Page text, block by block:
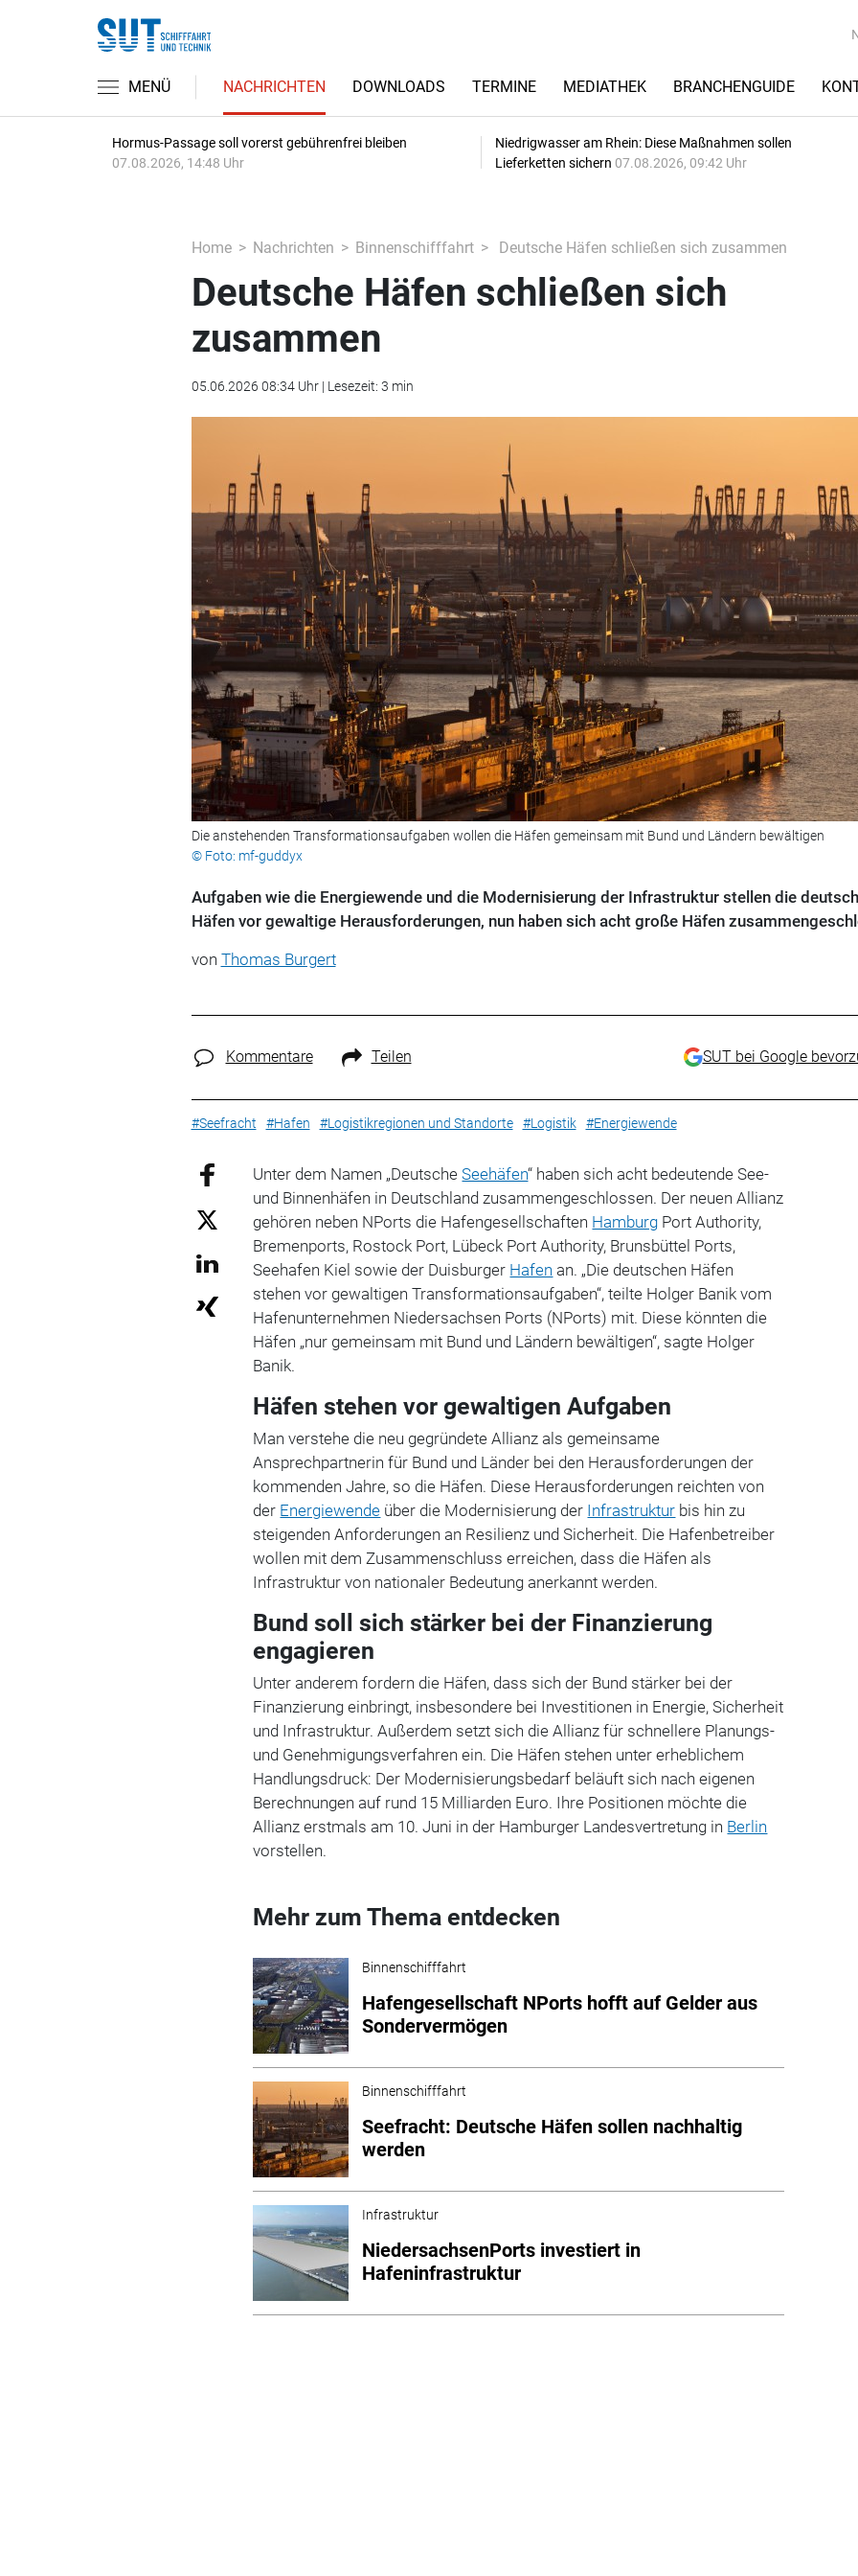
MENÜ NACHRICHTEN DOWNLOADS TERMINE MEDIATHEK BRANCHENGUIDE
Hormus-Passage soll vorerst gebührenfrei bleiben
07.08.2026, 14:48 Uhr
Niedrigwasser am Rhein: Diese Maßnahmen sollen
Lieferketten sichern 07.08.2026, 09:42 Uhr
Home Nachrichten Binnenschifffahrt Deutsche Häfen schließen sich zusammen
Deutsche Häfen schließen sich
zusammen
05.06.2026 08:34 Uhr | Lesezeit: 3 min
Die anstehenden Transformationsaufgaben wollen die Häfen gemeinsam mit Bund und Ländern bewältigen
© Foto: mf-guddyx
Aufgaben wie die Energiewende und die Modernisierung der Infrastruktur stellen die
Häfen vor gewaltige Herausforderungen, nun haben sich acht große Häfen
von Thomas Burgert
Kommentare Teilen SUT bei Google
#Seefracht #Hafen #Logistikregionen und Standorte #Logistik #Energiewende
Unter dem Namen „DeutscheSeehäfen“ haben sich acht bedeutende See-
und Binnenhäfen in Deutschland zusammengeschlossen. Der neuen Allianz
gehören neben NPorts die Hafengesellschaften Hamburg Port Authority,
Bremenports, Rostock Port, Lübeck Port Authority, Brunsbüttel Ports,
Seehafen Kiel sowie der Duisburger Hafen an. „Die deutschen Häfen
stehen vor gewaltigen Transformationsaufgaben“, teilte Holger Banik vom
Hafenunternehmen Niedersachsen Ports (NPorts) mit. Diese könnten die
Häfen „nur gemeinsam mit Bund und Ländern bewältigen“, sagte Holger
Banik.
Häfen stehen vor gewaltigen Aufgaben
Man verstehe die neu gegründete Allianz als gemeinsame
Ansprechpartnerin für Bund und Länder bei den Herausforderungen der
kommenden Jahre, so die Häfen. Diese Herausforderungen reichten von
der Energiewende über die Modernisierung der Infrastruktur bis hin zu
steigenden Anforderungen an Resilienz und Sicherheit. Die Hafenbetreiber
wollen mit dem Zusammenschluss erreichen, dass die Häfen als
Infrastruktur von nationaler Bedeutung anerkannt werden.
Bund soll sich stärker bei der Finanzierung
engagieren
Unter anderem fordern die Häfen, dass sich der Bund stärker bei der
Finanzierung einbringt, insbesondere bei Investitionen in Energie, Sicherheit
und Infrastruktur. Außerdem setzt sich die Allianz für schnellere Planungs-
und Genehmigungsverfahren ein. Die Häfen stehen unter erheblichem
Handlungsdruck: Der Modernisierungsbedarf beläuft sich nach eigenen
Berechnungen auf rund 15 Milliarden Euro. Ihre Positionen möchte die
Allianz erstmals am 10. Juni in der Hamburger Landesvertretung in Berlin
vorstellen.
Mehr zum Thema entdecken
Binnenschifffahrt
Hafengesellschaft NPorts hofft auf Gelder aus
Sondervermögen
Binnenschifffahrt
Seefracht: Deutsche Häfen sollen nachhaltig
werden
Infrastruktur
NiedersachsenPorts investiert in
Hafeninfrastruktur